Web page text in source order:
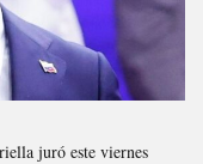
juró este viernes